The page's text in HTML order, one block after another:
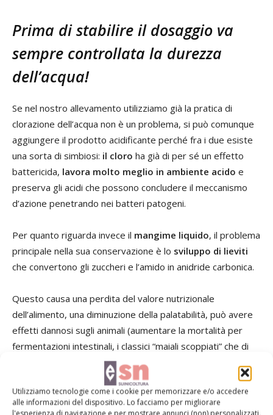
Utilizziamo tecnologie come i cookie per memorizzare e/o accedere
alle informazioni del dispositivo. Lo facciamo per migliorare
Prima di stabilire il dosaggio va
sempre controllata la durezza
dell’acqua!
Se nel nostro allevamento utilizziamo già la pratica di
clorazione dell’acqua non è un problema, si può comunque
aggiungere il prodotto acidificante perché fra i due esiste
una sorta di simbiosi: il cloro ha già di per sé un effetto
battericida, lavora molto meglio in ambiente acido e
preserva gli acidi che possono concludere il meccanismo
d’azione penetrando nei batteri patogeni.
Per quanto riguarda invece il mangime liquido, il problema
principale nella sua conservazione è lo sviluppo di lieviti
che convertono gli zuccheri e l’amido in anidride carbonica.
Questo causa una perdita del valore nutrizionale
dell’alimento, una diminuzione della palatabilità, può avere
effetti dannosi sugli animali (aumentare la mortalità per
fermentazioni intestinali, i classici “maiali scoppiati” che di
tanto in tanto ritroviamo nei nostri ingrassi) o anche
danneggiare gli impianti sempre a causa della produzione
di gas.